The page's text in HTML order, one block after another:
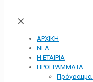
✕
ΑΡΧΙΚΗ
ΝΕΑ
Η ΕΤΑΙΡΙΑ
ΠΡΟΓΡΑΜΜΑΤΑ
Πρόγραμμα